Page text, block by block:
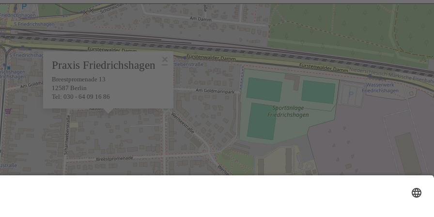
Praxis Friedrichshagen
Breestpromenade 13
12587 Berlin
Tel: 030 - 64 09 16 86